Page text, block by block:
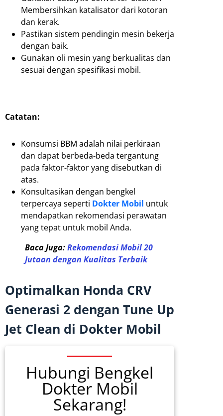
Membersihkan katalisator dari kotoran
dan kerak.
Pastikan sistem pendingin mesin bekerja
dengan baik.
Gunakan oli mesin yang berkualitas dan
sesuai dengan spesifikasi mobil.
Catatan:
Konsumsi BBM adalah nilai perkiraan
dan dapat berbeda-beda tergantung
pada faktor-faktor yang disebutkan di
atas.
Konsultasikan dengan bengkel
terpercaya seperti Dokter Mobil untuk
mendapatkan rekomendasi perawatan
yang tepat untuk mobil Anda.
Baca Juga:Rekomendasi Mobil 20
Jutaan dengan Kualitas Terbaik
Optimalkan Honda CRV
Generasi 2 dengan Tune Up
Jet Clean di Dokter Mobil
Hubungi Bengkel
Dokter Mobil
Sekarang!